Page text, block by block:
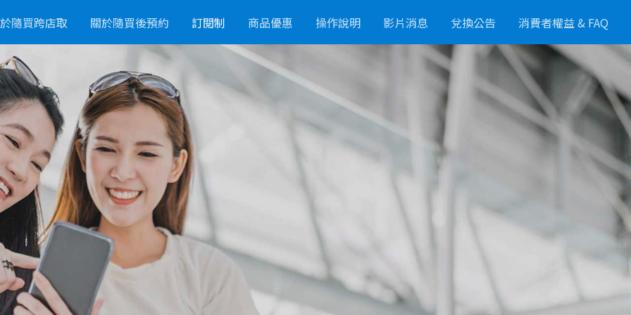
隨買跨店取 關於隨買後預約 訂閱制 商品優惠 操作說明 影片消息 兌換公告 消費者權益 & FAQ